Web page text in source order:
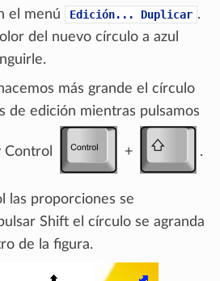
el menú
Edición... Duplicar .
del nuevo círculo a azul
más grande el círculo
de edición mientras pulsamos
Control + .
las proporciones se
Shift el círculo se agranda
de la figura.